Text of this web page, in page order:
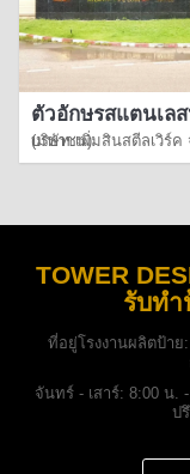
ตัวอักษรสแตนเลสหน้
บริษัท เพิ่มสินสตีลเวิร์ค จำกัด (มหาชน)
TOWER
รับท
ที่อยู่โรงงานผลิตป้าย:
จันทร์ - เสาร์: 8:00
ป